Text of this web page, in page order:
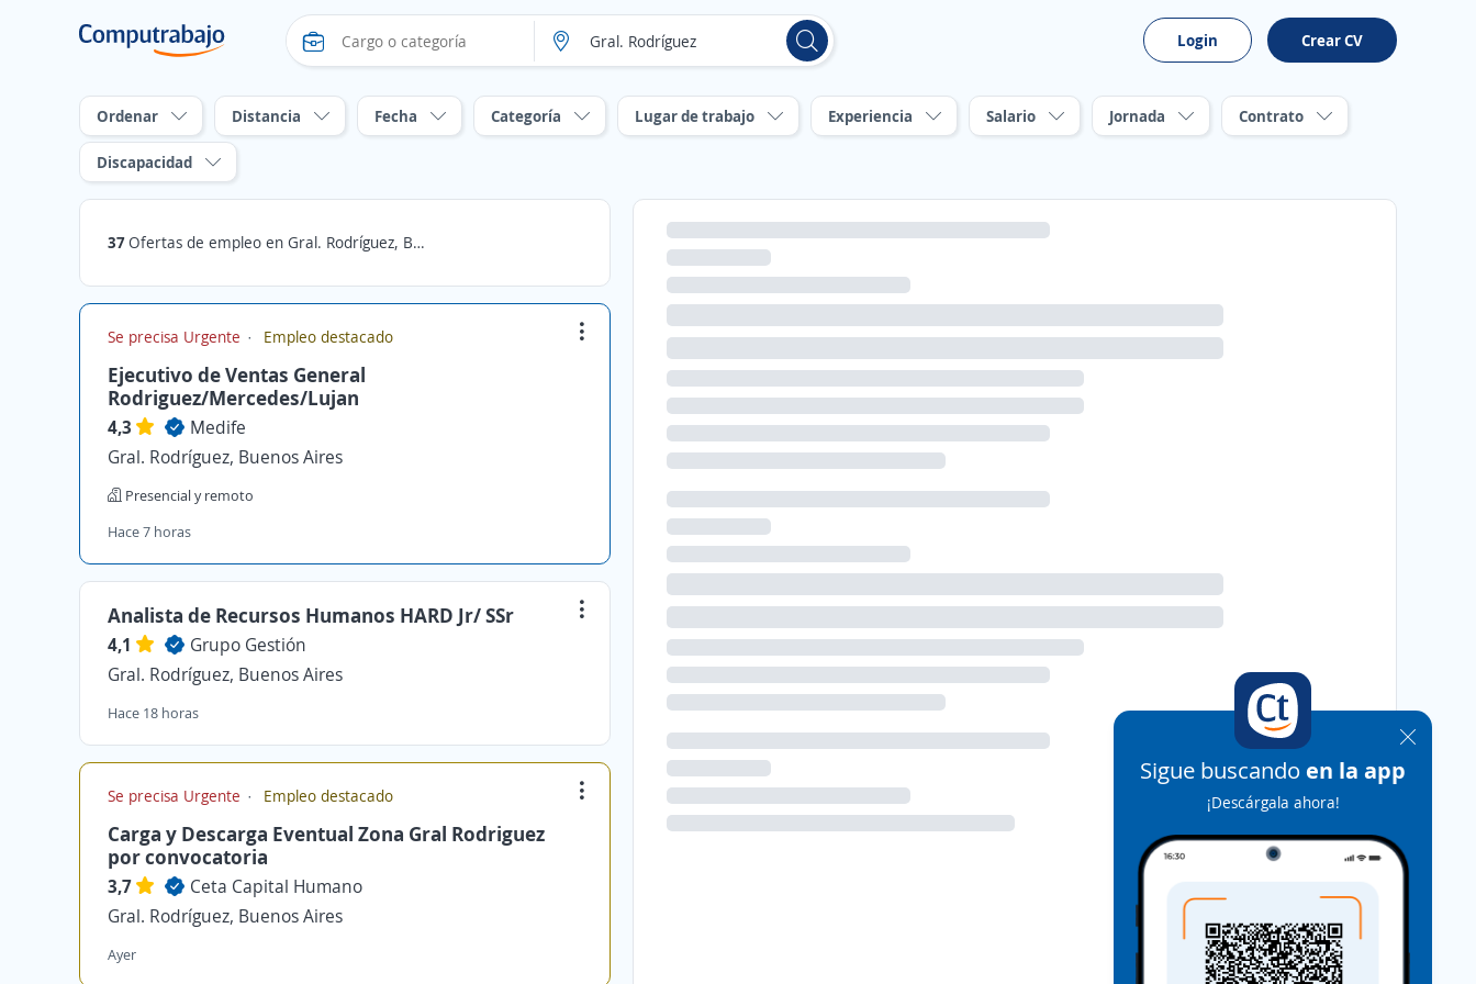
Login Crear CV
Ordenar Distancia Fecha Categoría Lugar de trabajo Experiencia Salario Jornada Contrato
Discapacidad
37Ofertas de empleo en Gral. Rodríguez, Buenos Aires
Se precisa Urgente Empleo destacado
Ejecutivo de Ventas General
Rodriguez/Mercedes/Lujan
4,3
Medife
Gral. Rodríguez, Buenos Aires
Presencial y remoto
Hace 7 horas
Analista de Recursos Humanos HARD Jr/ SSr
4,1
Grupo Gestión
Gral. Rodríguez, Buenos Aires
Hace 18 horas
Se precisa Urgente Empleo destacado
Carga y Descarga Eventual Zona Gral Rodriguez
por convocatoria
3,7
Ceta Capital Humano
Gral. Rodríguez, Buenos Aires
Ayer
Sigue buscando en la app
¡Descárgala ahora!